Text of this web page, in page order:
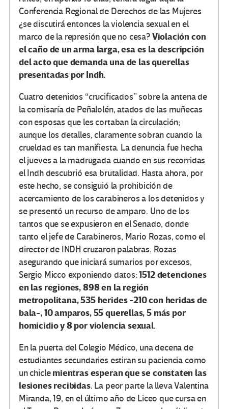
Conferencia Regional de Derechos de las Mujeres
¿se discutirá entonces la violencia sexual en el
marco de la represión que no cesa?Violación con
el caño de un arma larga, esa es la descripción
del acto que demanda una de las querellas
presentadas por Indh.
Cuatro detenidos “crucificados” sobre la antena de
la comisaría de Peñalolén, atados de las muñecas
con esposas que les cortaban la circulación;
aunque los detalles, claramente sobran cuando la
crueldad es tan manifiesta. La denuncia fue hecha
el jueves a la madrugada cuando en sus recorridas
el Indh descubrió esa brutalidad. Hasta ahora, por
este hecho, se consiguió la prohibición de
acercamiento de los carabineros a los detenidos y
se presentó un recurso de amparo. Uno de los
tantos que se expusieron en el Senado, donde
tanto el jefe de Carabineros, Mario Rozas, como el
director de INDH cruzaron palabras. Rozas
asegurando que iniciará sumarios por excesos,
Sergio Micco exponiendo datos:1512 detenciones
en las regiones, 898 en la región
metropolitana, 535 herides -210 con heridas de
bala-, 10 amparos, 55 querellas, 5 más por
homicidio y 8 por violencia sexual.
En la puerta del Colegio Médico, una decena de
estudiantes secundaries estiran su paciencia como
un chiclemientras esperan que se constaten las
lesiones recibidas. La peor parte la lleva Valentina
Miranda, 19, en el último año de Liceo que cursa en